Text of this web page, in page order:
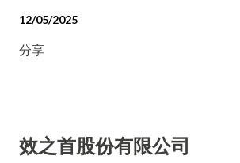
12/05/2025
分享
效之首股份有限公司